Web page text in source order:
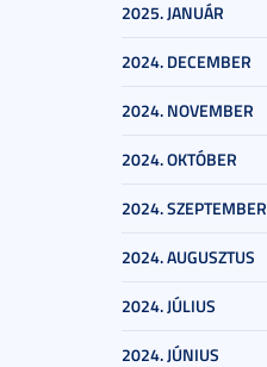
2025. JANUÁR
2024. DECEMBER
2024. NOVEMBER
2024. OKTÓBER
2024. SZEPTEMBER
2024. AUGUSZTUS
2024. JÚLIUS
2024. JÚNIUS